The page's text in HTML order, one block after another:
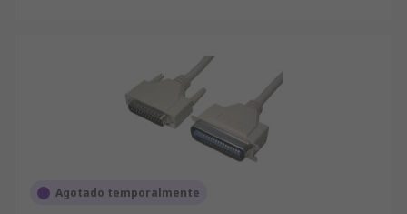
Agotado temporalmente